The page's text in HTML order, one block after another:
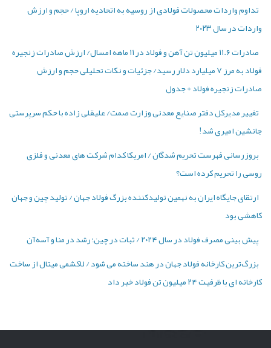
تداوم واردات محصولات فولادی از روسیه به اتحادیه اروپا / حجم و ارزش
واردات در سال ۲۰۲۳
صادرات ۱۱.۶ میلیون تن آهن و فولاد در ۱۱ ماهه امسال/ ارزش صادرات زنجیره
فولاد به مرز ۷ میلیارد دلار رسید/ جزئیات و نکات تحلیلی حجم و ارزش
صادرات زنجیره فولاد + جدول
تغییر مدیرکل دفتر صنایع معدنی وزارت صمت/ علیقلی زاده با حکم سرپرستی
جانشین امیری شد!
بروزرسانی فهرست تحریم شدگان / امریکا کدام شرکت ‌های معدنی و فلزی
روسی را تحریم کرده است؟
ارتقای جایگاه ایران به نهمین تولیدکننده بزرگ فولاد جهان / تولید چین و جهان
کاهشی بود
پیش بینی مصرف فولاد در سال ۲۰۲۴ / ثبات در چین؛ رشد در منا و آسه‌آن
بزرگ‌ترین کارخانه فولاد جهان در هند ساخته می شود / لاکشمی میتال از ساخت
کارخانه ای با ظرفیت ۲۴ میلیون تن فولاد خبر داد